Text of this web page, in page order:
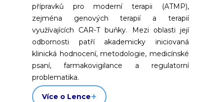
přípravků pro moderní terapii (ATMP),
zejména genových terapií a terapií
využívajících CAR-T buňky. Mezi oblasti její
odbornosti patří akademicky iniciovaná
klinická hodnocení, metodologie, medicínské
psaní, farmakovigilance a regulatorní
problematika.
Více o Lence